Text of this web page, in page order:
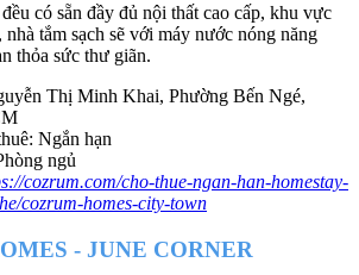
có sẵn đầy đủ nội thất cao cấp, khu vực
tắm sạch sẽ với máy nước nóng năng
thỏa sức thư giãn.
Thị Minh Khai, Phường Bến Ngé,
Ngắn hạn
ngủ
cozrum.com/cho-thue-ngan-han-homestay-
cozrum-homes-city-town
- JUNE CORNER